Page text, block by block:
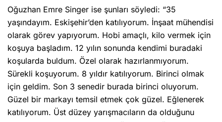
Oğuzhan Emre Singer ise şunları söyledi: “35
yaşındayım. Eskişehir’den katılıyorum. İnşaat mühendisi
olarak görev yapıyorum. Hobi amaçlı, kilo vermek için
koşuya başladım. 12 yılın sonunda kendimi buradaki
koşularda buldum. Özel olarak hazırlanmıyorum.
Sürekli koşuyorum. 8 yıldır katılıyorum. Birinci olmak
için geldim. Son 3 senedir burada birinci oluyorum.
Güzel bir markayı temsil etmek çok güzel. Eğlenerek
katılıyorum. Üst düzey yarışmacıların da olduğunu